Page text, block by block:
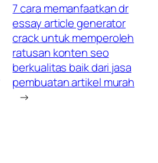
7 cara memanfaatkan dr
essay article generator
crack untuk memperoleh
ratusan konten seo
berkualitas baik dari jasa
pembuatan artikel murah
→